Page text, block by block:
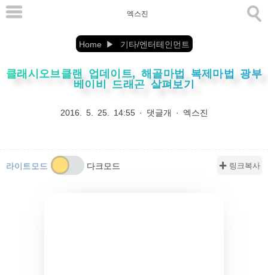
본
바
엑스진
Home 기타/엔터테인먼트
클래시오브클랜 업데이트, 해골마법 복제마법 광부
베이비 드래곤 살펴보기
2016. 5. 25. 14:55· 댓글개 · 엑스진
✚ 링크복사